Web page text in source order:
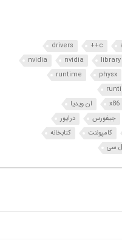
c++
drivers
library
nvidia
nvidia
physx
runtime
x86
ان ویدیا
جیفورس
درایور
کامپوننت
کتابخانه
سی